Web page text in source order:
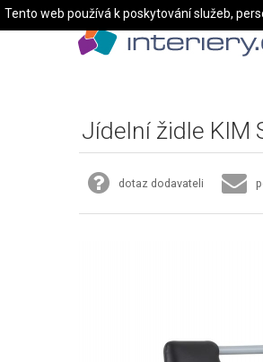
Jídelní židle KIM
dotaz dodavateli
Tento web používá k poskytování služeb,